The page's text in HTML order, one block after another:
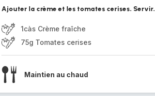
Ajouter la crème et les tomates cerises. Servir.
1càs Crème fraîche
75g Tomates cerises
Maintien au chaud